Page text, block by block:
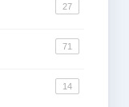
27
71
14